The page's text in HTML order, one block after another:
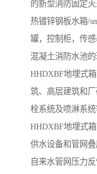
的新型消防固定
热镀锌钢板水箱/
罐，控制柜，传
混凝土消防水池的
HHDXBF地埋式
筑、高层建筑和
栓系统及喷淋系
HHDXBF地埋式
供水设备和管网
自来水管网压力